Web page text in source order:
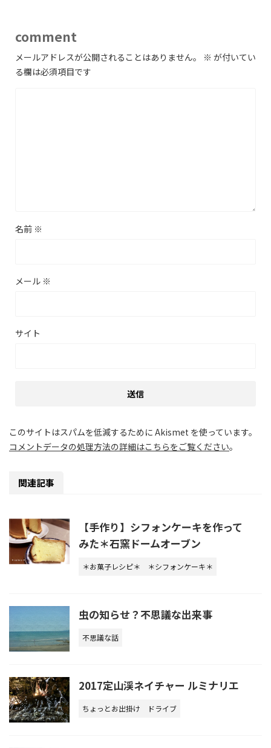
comment
メールアドレスが公開されることはありません。 ※ が付いてい
る欄は必須項目です
名前 ※
メール ※
サイト
このサイトはスパムを低減するために Akismet を使っています。
コメントデータの処理方法の詳細はこちらをご覧ください。
関連記事
【手作り】シフォンケーキを作って
みた＊石窯ドームオーブン
＊お菓子レシピ＊ ＊シフォンケーキ＊
虫の知らせ？不思議な出来事
不思議な話
2017定山渓ネイチャー ルミナリエ
ちょっとお出掛け ドライブ